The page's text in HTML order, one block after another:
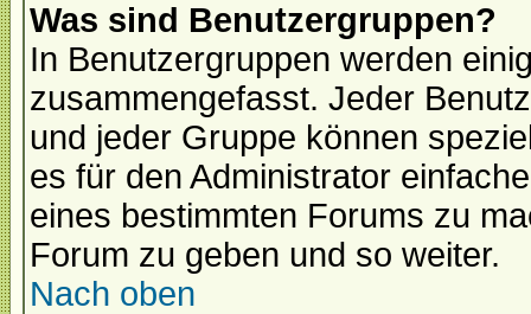
Was sind Benutzergruppen?
In Benutzergruppen werden
zusammengefasst. Jeder
und jeder Gruppe können
es für den Administrator
eines bestimmten Forums zu
Forum zu geben und so weiter.
Nach oben